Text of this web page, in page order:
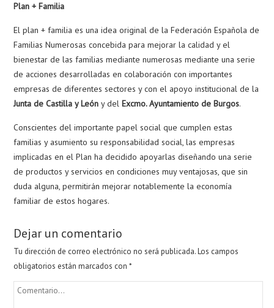
Plan + Familia
El plan + familia es una idea original de la Federación Española de
Familias Numerosas concebida para mejorar la calidad y el
bienestar de las familias mediante numerosas mediante una serie
de acciones desarrolladas en colaboración con importantes
empresas de diferentes sectores y con el apoyo institucional de la
Junta de Castilla y León y delExcmo. Ayuntamiento de Burgos.
Conscientes del importante papel social que cumplen estas
familias y asumiento su responsabilidad social, las empresas
implicadas en el Plan ha decidido apoyarlas diseñando una serie
de productos y servicios en condiciones muy ventajosas, que sin
duda alguna, permitirán mejorar notablemente la economía
familiar de estos hogares.
Dejar un comentario
Tu dirección de correo electrónico no será publicada. Los campos
obligatorios están marcados con*